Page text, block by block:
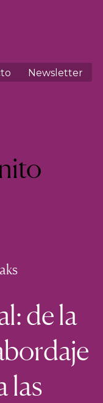
Newsletter
de la
las